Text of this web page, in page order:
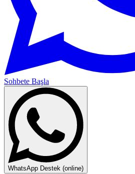
Sohbete Başla
WhatsApp Destek (online)